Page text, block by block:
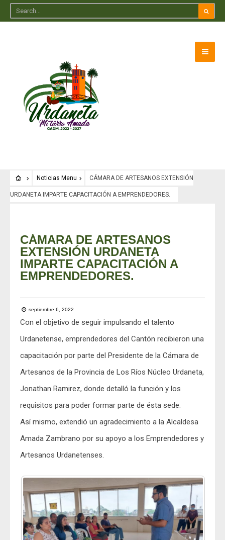
Noticias Menu CÁMARA DE ARTESANOS EXTENSIÓN
URDANETA IMPARTE CAPACITACIÓN A EMPRENDEDORES.
CÁMARA DE ARTESANOS
EXTENSIÓN URDANETA
IMPARTE CAPACITACIÓN A
EMPRENDEDORES.
septiembre 6, 2022
Con el objetivo de seguir impulsando el talento
Urdanetense, emprendedores del Cantón recibieron una
capacitación por parte del Presidente de la Cámara de
Artesanos de la Provincia de Los Ríos Núcleo Urdaneta,
Jonathan Ramirez, donde detalló la función y los
requisitos para poder formar parte de ésta sede.
Así mismo, extendió un agradecimiento a la Alcaldesa
Amada Zambrano por su apoyo a los Emprendedores y
Artesanos Urdanetenses.